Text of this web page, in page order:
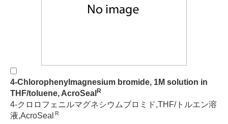
4-Chlorophenylmagnesium bromide, 1M solution in
THF/toluene, AcroSeal R
4-クロロフェニルマグネシウムブロミド,THF/トルエン溶
液,AcroSeal Ｒ